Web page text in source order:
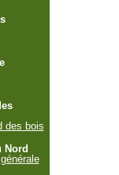
des bois
Nord